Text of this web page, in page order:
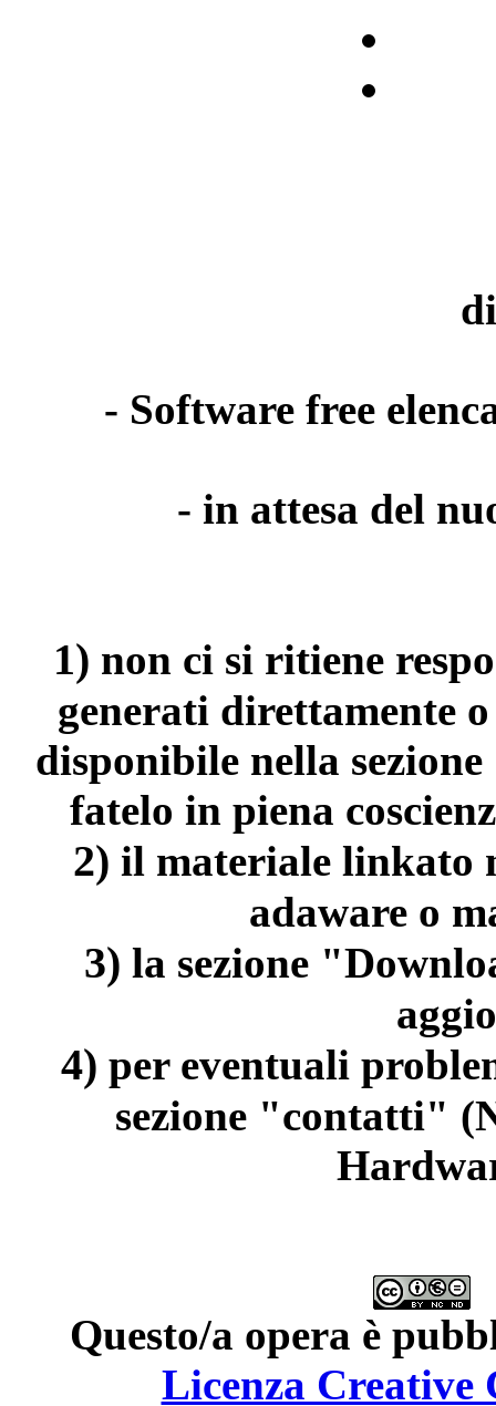
- Software free
- in attesa del
1) non ci si ritiene
generati direttamente
disponibile nella
fatelo in piena
2) il materiale linkato
adaware o
3) la sezione
4) per eventuali
sezione "contatti"
Questo/a opera è
Licenza Creative